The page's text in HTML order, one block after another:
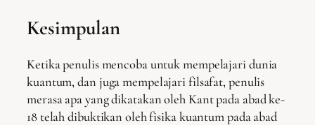
Kesimpulan
Ketika penulis mencoba untuk mempelajari dunia
kuantum, dan juga mempelajari filsafat, penulis
merasa apa yang dikatakan oleh Kant pada abad ke-
18 telah dibuktikan oleh fisika kuantum pada abad